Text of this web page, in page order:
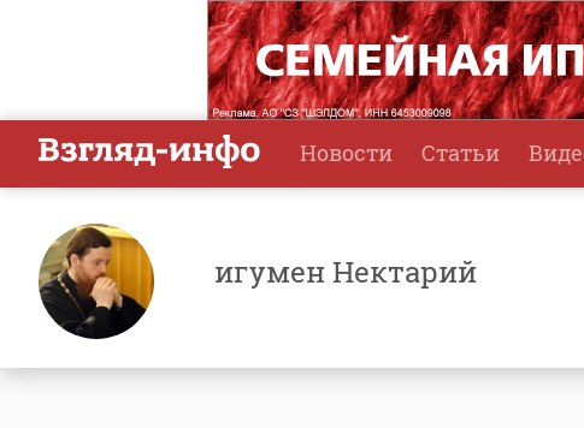
Новости Статьи
игумен Нектарий